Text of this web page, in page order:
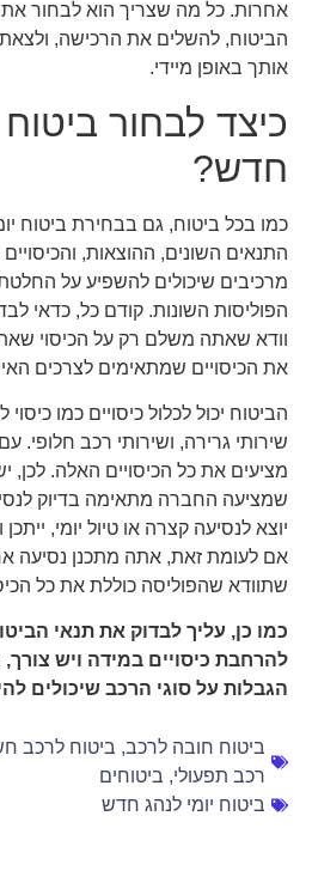
אחרות. כל מה שצריך הוא לבחור
הביטוח, להשלים את הרכישה,
אותך באופן מיידי.
כיצד לבחור ביטוח
חדש?
כמו בכל ביטוח, גם בבחירת ביטוח
התנאים השונים, ההוצאות,
מרכיבים שיכולים להשפיע על
הפוליסות השונות. קודם כל, כדאי
וודא שאתה משלם רק על הכיסוי
את הכיסויים שמתאימים לצרכים
הביטוח יכול לכלול כיסויים כמו כיסוי
שירותי גרירה, ושירותי רכב חלופי.
מציעים את כל הכיסויים האלה. לכן,
שמציעה החברה מתאימה בדיוק
יוצא לנסיעה קצרה או טיול יומי, ייתכן
אם לעומת זאת, אתה מתכנן נסיעה
שתוודא שהפוליסה כוללת את כל
כמו כן, עליך לבדוק את תנאי
להרחבת כיסויים במידה ויש צורך,
הגבלות על סוגי הרכב שיכולים
ביטוח חובה לרכב, ביטוח לרכב
רכב תפעולי, ביטוחים
ביטוח יומי לנהג חדש